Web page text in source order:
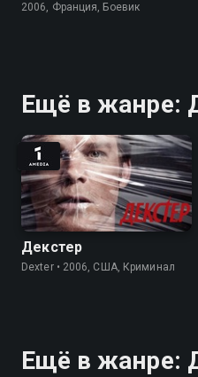
2006, Франция, Боевик
Ещё в жанре:
Декстер
Dexter • 2006, США, Криминал
Ещё в жанре: